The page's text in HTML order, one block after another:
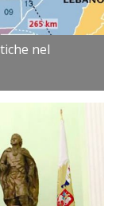
nel